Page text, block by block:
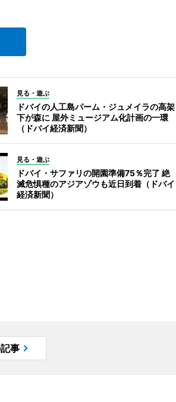
見る・遊ぶ
ドバイの人工島パーム・ジュメイラの高架
下が森に 屋外ミュージアム化計画の一環
（ドバイ経済新聞）
見る・遊ぶ
ドバイ・サファリの開園準備75％完了 絶
滅危惧種のアジアゾウも近日到着（ドバイ
経済新聞）
事